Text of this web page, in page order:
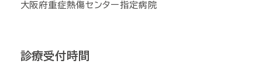
大阪府重症熱傷センター指定病院
診療受付時間